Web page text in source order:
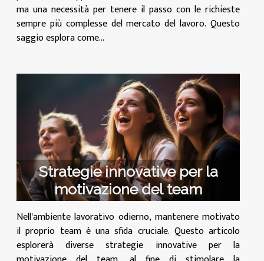
ma una necessità per tenere il passo con le richieste
sempre più complesse del mercato del lavoro. Questo
saggio esplora come...
Strategie innovative per la
motivazione del team
Nell'ambiente lavorativo odierno, mantenere motivato
il proprio team è una sfida cruciale. Questo articolo
esplorerà diverse strategie innovative per la